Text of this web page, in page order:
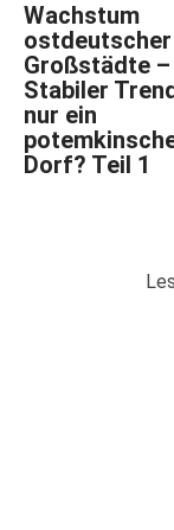
Wachstum
ostdeutscher
Großstädte –
Stabiler
nur ein
Dorf? Teil 1